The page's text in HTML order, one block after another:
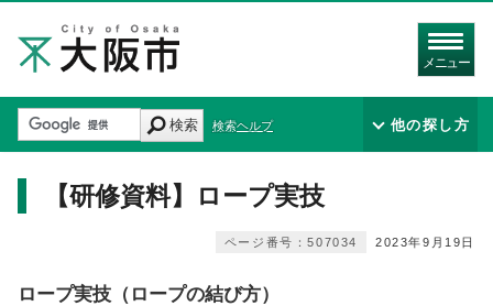
メニュー
検索 検索ヘルプ 他の探し方
【研修資料】ロープ実技
2023年9月19日
ページ番号：507034
ロープ実技（ロープの結び方）